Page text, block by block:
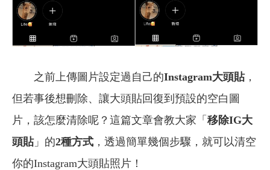
之前上傳圖片設定過自己的Instagram大頭貼，
但若事後想刪除、讓大頭貼回復到預設的空白圖
片，該怎麼清除呢？這篇文章會教大家「 移除IG大
頭貼」的2種方式 ，透過簡單幾個步驟，就可以清空
你的Instagram大頭貼照片！